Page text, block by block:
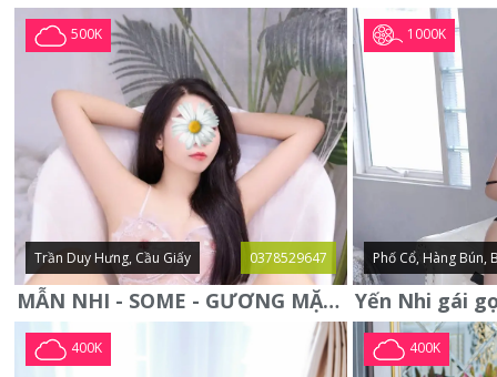
500K
Trần Duy Hưng, Cầu Giấy 0378529647
MẪN NHI - SOME - GƯƠNG MẶT XINH XẮN -CỰC CHIỀU KHÁCH
1000K
Phố Cổ, Hàng Bún,
400K 400K